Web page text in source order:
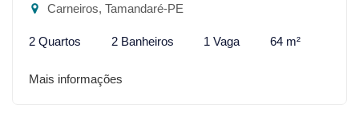
Carneiros, Tamandaré-PE
2 Quartos 2 Banheiros 1 Vaga 64 m²
Mais informações